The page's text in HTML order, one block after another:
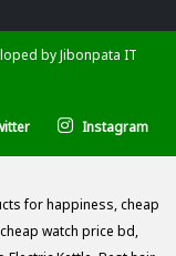
byJibonpata IT
Instagram
for happiness,cheap
cheap watch price bd,